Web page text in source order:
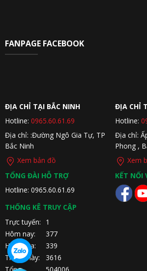
FANPAGE FACEBOOK
ĐỊA CHỈ TẠI BẮC NINH
Hotline: 0965.60.61.69
Địa chỉ: :Đường Ngô Gia Tự, TP
Bắc Ninh
Xem bản đồ
ĐỊA CHỈ
Hotline:
Địa chỉ:
Phong ,
Xem
TỔNG ĐÀI HỖ TRỢ
Hotline: 0965.60.61.69
KẾT NỐI
THỐNG KÊ TRUY CẬP
Trực tuyến:
1
Hôm nay:
377
Hôm qua:
339
Tháng này:
3616